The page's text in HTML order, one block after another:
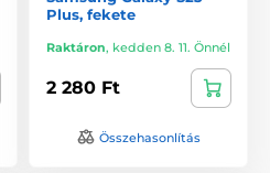
Plus, fekete
Raktáron, kedden 8. 11. Önnél
2 280 Ft
Összehasonlítás